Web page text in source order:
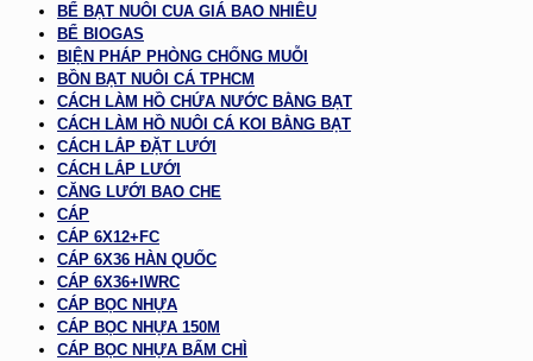
BỂ BẠT NUÔI CUA GIÁ BAO NHIÊU
BỂ BIOGAS
BIỆN PHÁP PHÒNG CHỐNG MUỖI
BỒN BẠT NUÔI CÁ TPHCM
CÁCH LÀM HỒ CHỨA NƯỚC BẰNG BẠT
CÁCH LÀM HỒ NUÔI CÁ KOI BẰNG BẠT
CÁCH LẮP ĐẶT LƯỚI
CÁCH LẮP LƯỚI
CĂNG LƯỚI BAO CHE
CÁP
CÁP 6X12+FC
CÁP 6X36 HÀN QUỐC
CÁP 6X36+IWRC
CÁP BỌC NHỰA
CÁP BỌC NHỰA 150M
CÁP BỌC NHỰA BẤM CHÌ